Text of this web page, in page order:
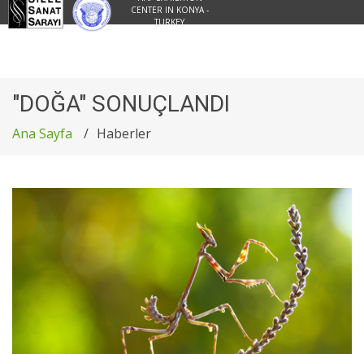
CENTER IN KONYA -
TURKEY
"DOĞA" SONUÇLANDI
Ana Sayfa Haberler